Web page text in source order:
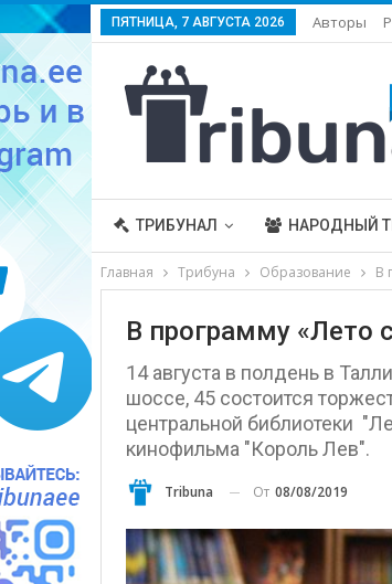
ПЯТНИЦА, 7 АВГУСТА 2026 Авторы
ТРИБУНАЛ НАРОДНЫЙ
Главная Трибуна Образование В
В программу «Лето
14 августа в полдень в
шоссе, 45 состоится
центральной библиотеки
кинофильма "Король Лев".
Tribuna От 08/08/2019